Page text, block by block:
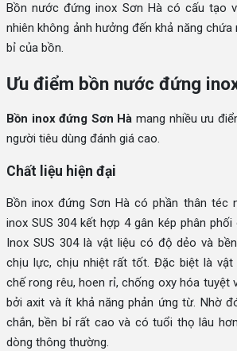
Bồn nước đứng inox Sơn Hà có cấu tạo
nhiên không ảnh hưởng đến khả năng
bỉ của bồn.
Ưu điểm bồn nước đứng
Bồn inox đứng Sơn Hà mang nhiều ưu
người tiêu dùng đánh giá cao.
Chất liệu hiện đại
Bồn inox đứng Sơn Hà có phần thân téc
inox SUS 304 kết hợp 4 gân kép phân phối
Inox SUS 304 là vật liệu có độ dẻo và
chịu lực, chịu nhiệt rất tốt. Đặc biệt là vật
chế rong rêu, hoen rỉ, chống oxy hóa tuyệt
bởi axit và ít khả năng phản ứng từ. Nhờ
chắn, bền bỉ rất cao và có tuổi thọ lâu
dòng thông thường.